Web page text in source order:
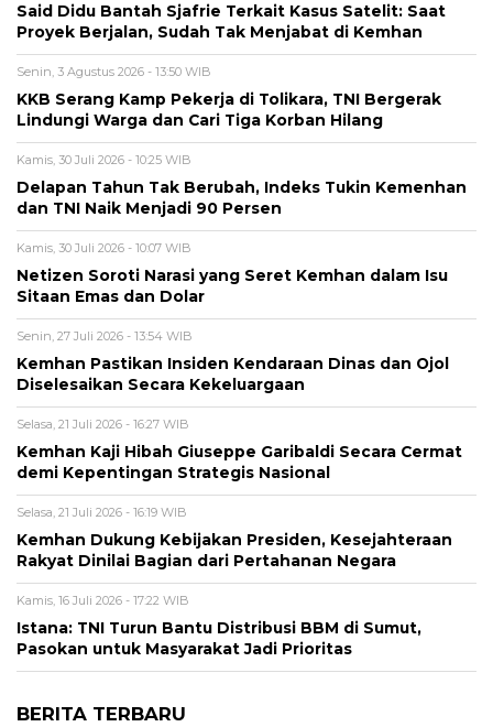
Said Didu Bantah Sjafrie Terkait Kasus Satelit: Saat
Proyek Berjalan, Sudah Tak Menjabat di Kemhan
Senin, 3 Agustus 2026 - 13:50 WIB
KKB Serang Kamp Pekerja di Tolikara, TNI Bergerak
Lindungi Warga dan Cari Tiga Korban Hilang
Kamis, 30 Juli 2026 - 10:25 WIB
Delapan Tahun Tak Berubah, Indeks Tukin Kemenhan
dan TNI Naik Menjadi 90 Persen
Kamis, 30 Juli 2026 - 10:07 WIB
Netizen Soroti Narasi yang Seret Kemhan dalam Isu
Sitaan Emas dan Dolar
Senin, 27 Juli 2026 - 13:54 WIB
Kemhan Pastikan Insiden Kendaraan Dinas dan Ojol
Diselesaikan Secara Kekeluargaan
Selasa, 21 Juli 2026 - 16:27 WIB
Kemhan Kaji Hibah Giuseppe Garibaldi Secara Cermat
demi Kepentingan Strategis Nasional
Selasa, 21 Juli 2026 - 16:19 WIB
Kemhan Dukung Kebijakan Presiden, Kesejahteraan
Rakyat Dinilai Bagian dari Pertahanan Negara
Kamis, 16 Juli 2026 - 17:22 WIB
Istana: TNI Turun Bantu Distribusi BBM di Sumut,
Pasokan untuk Masyarakat Jadi Prioritas
BERITA TERBARU